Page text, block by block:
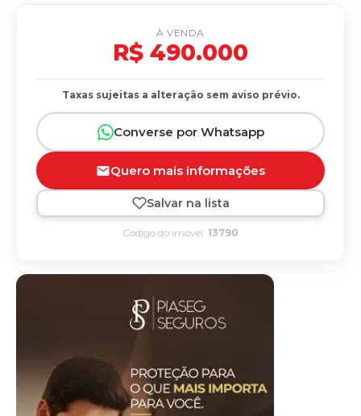
À VENDA
R$ 490.000
Taxas sujeitas a alteração sem aviso prévio.
Converse por Whatsapp
Quero mais informações
Salvar na lista
Código do imóvel: 13790